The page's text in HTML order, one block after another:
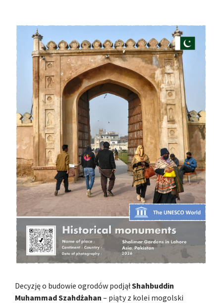
Decyzję o budowie ogrodów podjąłShahbuddin
Muhammad Szahdżahan – piąty z kolei mogolski